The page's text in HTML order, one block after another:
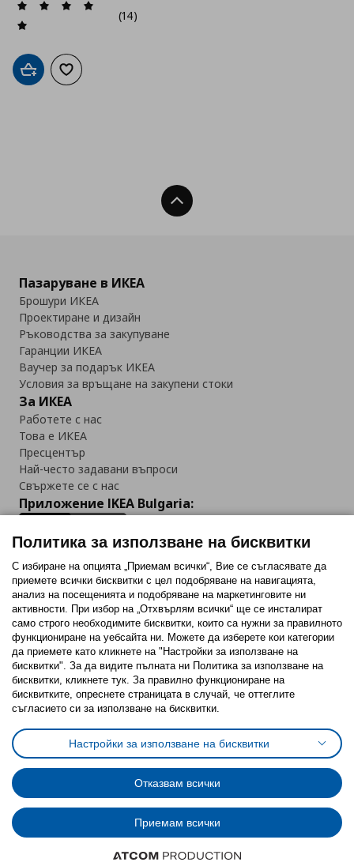
(14)
Добави в кошницата
Добави към списъка с любими
Нагоре
Пазаруване в ИКЕА
Брошури ИКЕА
Проектиране и дизайн
Ръководства за закупуване
Гаранции ИКЕА
Ваучер за подарък ИКЕА
Условия за връщане на закупени стоки
За ИКЕА
Работете с нас
Това е ИКЕА
Пресцентър
Най-често задавани въпроси
Свържете се с нас
Приложение IKEA Bulgaria:
Последвайте ни:
FacebookTwitterYoutubePinterestInstagram
Политика за използване на бисквитки (Cookies)
Избор на настройки за използване на бисквитки
Условия за ползване на ikea.bgОбща политика за личните данни
Политика за защита на личните данни на ikea.bg
Общи условия на програма IKEA Family
Политика за защита на лични данни на програма IKEA Family
© Inter-IKEA Systems B.V. 1999 - 2025
Политика за използване на бисквитки
С избиране на опцията „Приемам всички“, Вие се съгласявате да
приемете всички бисквитки с цел подобряване на навигацията,
анализ на посещенията и подобряване на маркетинговите ни
активности. При избор на „Отхвърлям всички“ ще се инсталират
само строго необходимитe бисквитки, които са нужни за правилното
функциониране на уебсайта ни. Можете да изберете кои категории
да приемете като кликнете на "Настройки за използване на
бисквитки". За да видите пълната ни Политика за използване на
бисквитки, кликнете тук. За правилно функциониране на
бисквитките, опреснете страницата в случай, че оттеглите
съгласието си за използване на бисквитки.
Настройки за използване на бисквитки
Отказвам всички
Приемам всички